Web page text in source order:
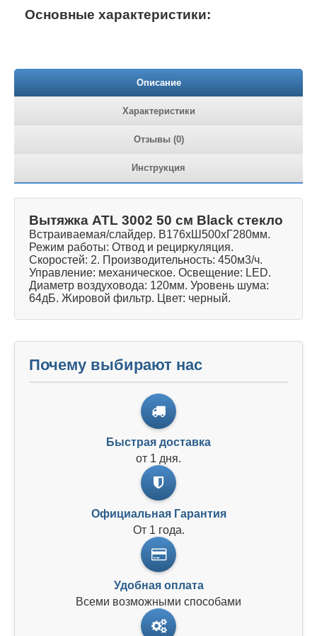
Основные характеристики:
Описание
Характеристики
Отзывы (0)
Инструкция
Вытяжка ATL 3002 50 см Black стекло
Встраиваемая/слайдер. В176хШ500хГ280мм.
Режим работы: Отвод и рециркуляция.
Скоростей: 2. Производительность: 450м3/ч.
Управление: механическое. Освещение: LED.
Диаметр воздуховода: 120мм. Уровень шума:
64дБ. Жировой фильтр. Цвет: черный.
Почему выбирают нас
Быстрая доставка
от 1 дня.
Официальная Гарантия
От 1 года.
Удобная оплата
Всеми возможными способами